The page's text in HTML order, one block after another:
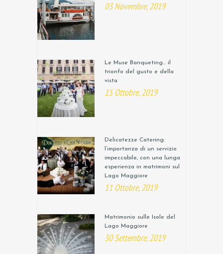
03 Novembre, 2019
Le Muse Banqueting… il
trionfo del gusto e della
vista
15 Ottobre, 2019
Delicatezze Catering:
l’importanza di un servizio
impeccabile, con una lunga
esperienza in matrimoni sul
Lago Maggiore
11 Ottobre, 2019
Matrimonio sulle Isole del
Lago Maggiore
30 Settembre, 2019